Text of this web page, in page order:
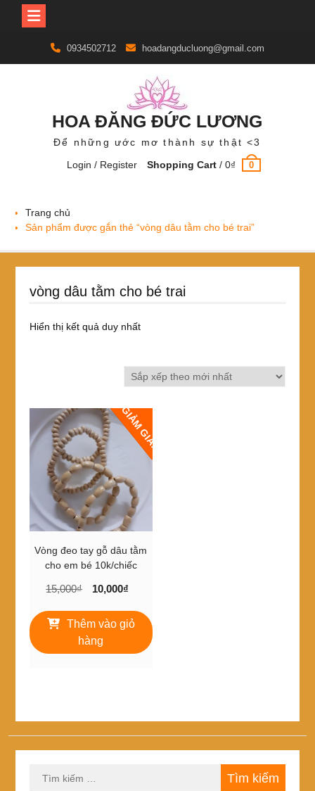
content
0934502712 hoadangducluong@gmail.com
HOA ĐĂNG ĐỨC LƯƠNG
Để những ước mơ thành sự thật <3
Login / Register
Shopping Cart /0₫ 0
Trang chủ
Sản phẩm được gắn thẻ “vòng dâu tằm cho bé trai”
vòng dâu tằm cho bé trai
Hiển thị kết quả duy nhất
GIẢM GIÁ!
Vòng đeo tay gỗ dâu tằm
cho em bé 10k/chiếc
15,000₫
Giá
là:
15,000₫.
10,000₫
tại
10,000₫.
Thêm vào giỏ
hàng
kiếm